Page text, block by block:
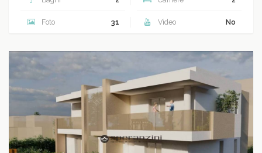
Foto 31 Video No